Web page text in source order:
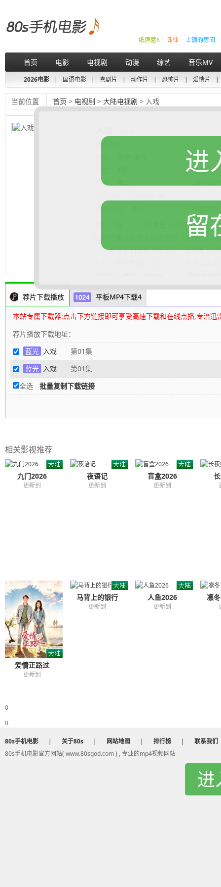
上锁的房间
诛仙
纸牌屋6
首页 电影 电视剧 动漫 综艺 音乐MV
2026电影 | 国语电影 | 喜剧片 | 动作片 | 恐怖片 | 爱情片 |
当前位置 首页 > 电视剧 > 大陆电视剧 > 入戏
最近更新：
地区：
导演：
豆瓣评分：
改编自童子的小说《入
困境的演员张准去试戏电影《入戏》，
桀骜不驯还是没有边界？面对甄心的
一刻开始戏内戏外谁已入戏……80s高清
荐片下载播放 平板MP4下载4
本站专属下载器:点击下方链接即可享受高速下载和在线点播,专治迅
荐片播放下载地址：
蓝光 入戏 第01集
蓝光 入戏 第01集
全选
批量复制下载链接
相关影视推荐
九门2026
更新到
夜语记
更新到
盲盒2026
更新到
爱情正路过
更新到
马背上的银行
更新到
人鱼2026
更新到
凛
0
0
80s手机电影 | 关于80s | 网站地图 | 排行榜 |
联系我们
80s手机电影官方网站( www.80sgod.com ) , 专业的mp4视频网站
进
进
留